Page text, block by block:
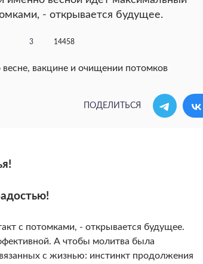
- открывается будущее.
3 14458
ПОДЕЛИТЬСЯ
с потомками, - открывается будущее.
А чтобы молитва была
с жизнью: инстинкт продолжения